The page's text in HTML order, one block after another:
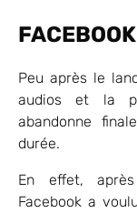
FACEBOOK
Peu après le
audios et la
abandonne
durée.
En effet,
Facebook a